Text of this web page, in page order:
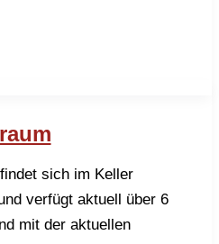
sich im Keller
verfügt aktuell über 6
mit der aktuellen